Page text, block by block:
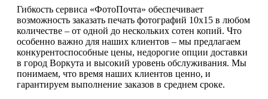
Гибкость сервиса «ФотоПочта» обеспечивает
возможность заказать печать фотографий 10х15 в любом
количестве – от одной до нескольких сотен копий. Что
особенно важно для наших клиентов – мы предлагаем
конкурентоспособные цены, недорогие опции доставки
в город Воркута и высокий уровень обслуживания. Мы
понимаем, что время наших клиентов ценно, и
гарантируем выполнение заказов в среднем сроке.